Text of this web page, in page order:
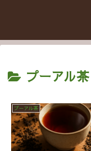
プーアル茶
プーアル茶